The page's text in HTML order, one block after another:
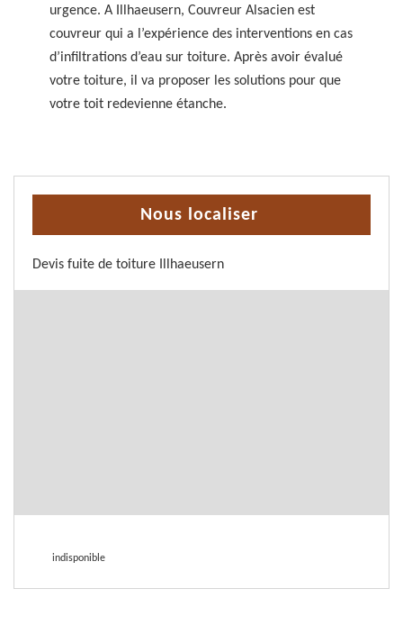
urgence. A Illhaeusern, Couvreur Alsacien est
couvreur qui a l’expérience des interventions en cas
d’infiltrations d’eau sur toiture. Après avoir évalué
votre toiture, il va proposer les solutions pour que
votre toit redevienne étanche.
Nous localiser
Devis fuite de toiture Illhaeusern
indisponible